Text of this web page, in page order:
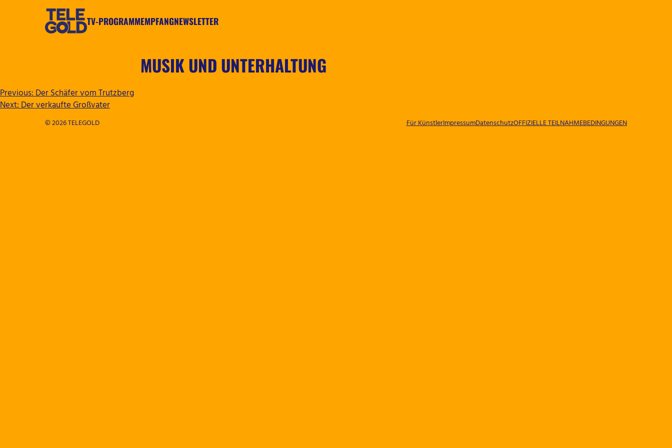
TV-PROGRAMMEMPFANGNEWSLETTER
MUSIK UND UNTERHALTUNG
BEITRAGSNAVIGATION
Previous:Der Schäfer vom Trutzberg
Next:Der verkaufte Großvater
© 2026 TELEGOLD Für KünstlerImpressumDatenschutzOFFIZIELLE TEILNAHMEBEDINGUNGEN